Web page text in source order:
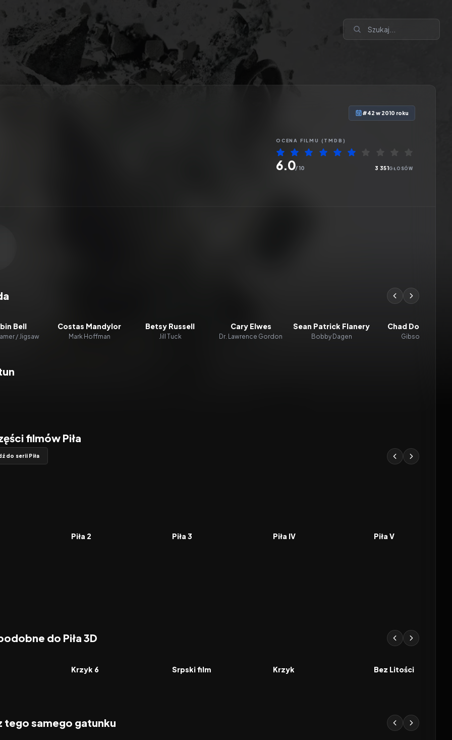
#42 w 2010 roku
OCENA FILMU (TMDB)
6.0/ 10 3 351GŁOSÓW
Bell
/ Jigsaw
Costas Mandylor
Mark Hoffman
Betsy Russell
Jill Tuck
Cary Elwes
Dr. Lawrence Gordon
Sean Patrick Flanery
Bobby Dagen
Chad Donella
Gibson
filmów Piła
do serii Piła
FILM
Piła 2 FILM
Piła 3 FILM
Piła IV FILM
Piła V
do Piła 3D
FILM
Krzyk 6 FILM
Srpski film FILM
Krzyk FILM
2010
Bez Litości
tego samego gatunku
2026